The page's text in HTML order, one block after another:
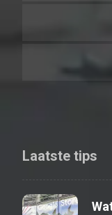
Laatste tips